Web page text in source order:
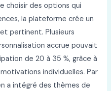
choisir des options qui
la plateforme crée un
pertinent. Plusieurs
accrue pouvait
de 20 à 35 %, grâce à
individuelles. Par
a intégré des thèmes de